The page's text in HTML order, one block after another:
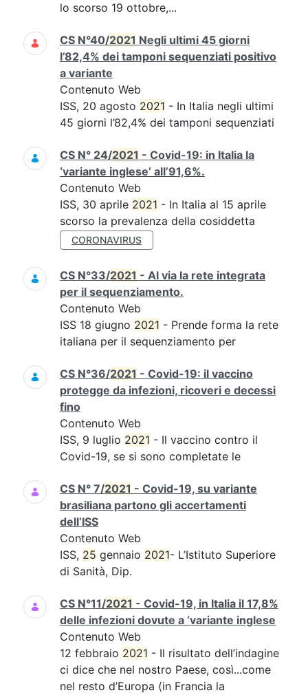
lo scorso 19 ottobre,...
CS N°40/2021 Negli ultimi 45 giorni
l’82,4% dei tamponi sequenziati positivo
a variante
Contenuto Web
ISS, 20 agosto 2021 - In Italia negli ultimi
45 giorni l’82,4% dei tamponi sequenziati
CS N° 24/2021 - Covid-19: in Italia la
‘variante inglese’ all’91,6%.
Contenuto Web
ISS, 30 aprile 2021 - In Italia al 15 aprile
scorso la prevalenza della cosiddetta
CORONAVIRUS
CS N°33/2021 - Al via la rete integrata
per il sequenziamento.
Contenuto Web
ISS 18 giugno 2021 - Prende forma la rete
italiana per il sequenziamento per
CS N°36/2021 - Covid-19: il vaccino
protegge da infezioni, ricoveri e decessi
fino
Contenuto Web
ISS, 9 luglio 2021 - Il vaccino contro il
Covid-19, se si sono completate le
CS N° 7/2021 - Covid-19, su variante
brasiliana partono gli accertamenti
dell’ISS
Contenuto Web
ISS, 25 gennaio 2021- L’Istituto Superiore
di Sanità, Dip.
CS N°11/2021 - Covid-19, in Italia il 17,8%
delle infezioni dovute a ‘variante inglese
Contenuto Web
12 febbraio 2021 - Il risultato dell’indagine
ci dice che nel nostro Paese, così...come
nel resto d’Europa (in Francia la